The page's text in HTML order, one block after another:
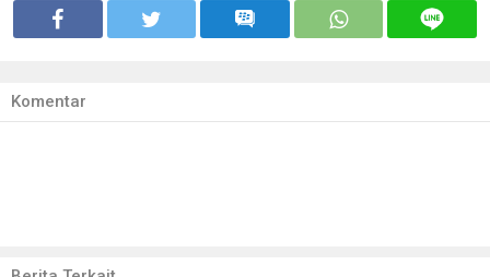
Komentar